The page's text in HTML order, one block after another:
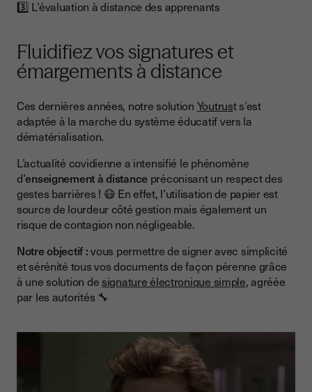
3️⃣ L’évaluation à distance des apprenants
Fluidifiez vos signatures et
émargements à distance
Ces dernières années, notre solution Youtrust s’est
adaptée à la marche du système éducatif vers la
dématérialisation.
L’actualité covidienne a intensifié le phénomène
d’enseignement à distance préconisant un respect des
gestes barrières ! 😷 En effet, l’utilisation de papier est
source de lourdeur côté gestion mais également un
risque de contagion non négligeable.
Notre objectif :vous permettre de signer avec simplicité
et sérénité tous vos documents de façon pérenne grâce
à une solution de signature électronique simple, agréée
par les autorités 🔧